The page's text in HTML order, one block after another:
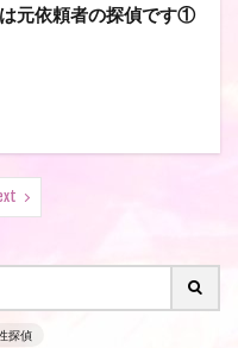
元依頼者の探偵です①
探偵